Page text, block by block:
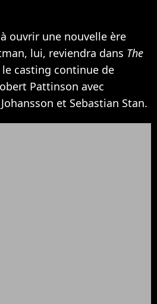
ouvrir une nouvelle ère
lui, reviendra dans The
casting continue de
Pattinson avec
et Sebastian Stan.